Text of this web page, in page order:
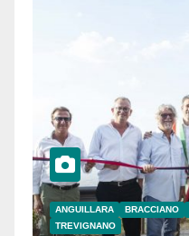
ANGUILLARA BRACCIANO
TREVIGNANO